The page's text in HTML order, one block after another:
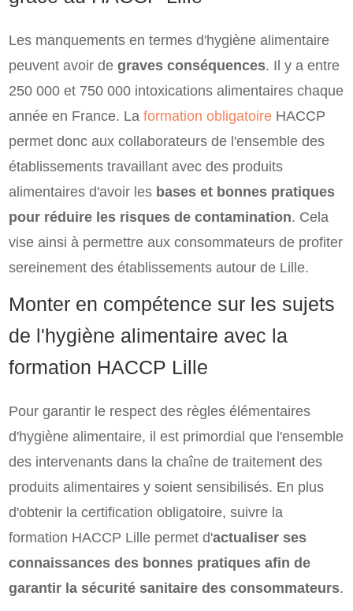
Les manquements en termes d'hygiène alimentaire
peuvent avoir degraves conséquences. Il y a entre
250 000 et 750 000 intoxications alimentaires chaque
année en France. Laformation obligatoire HACCP
permet donc aux collaborateurs de l'ensemble des
établissements travaillant avec des produits
alimentaires d'avoir les bases et bonnes pratiques
pour réduire les risques de contamination. Cela
vise ainsi à permettre aux consommateurs de profiter
sereinement des établissements autour de Lille.
Monter en compétence sur les sujets
de l'hygiène alimentaire avec la
formation HACCP Lille
Pour garantir le respect des règles élémentaires
d'hygiène alimentaire, il est primordial que l'ensemble
des intervenants dans la chaîne de traitement des
produits alimentaires y soient sensibilisés. En plus
d'obtenir la certification obligatoire, suivre la
formation HACCP Lille permet d'actualiser ses
connaissances des bonnes pratiques afin de
garantir la sécurité sanitaire des consommateurs.